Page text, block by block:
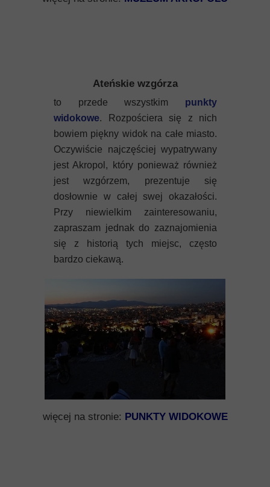
więcej na stronie: PUNKTY WIDOKOWE
Ateńskie wzgórza
to przede wszystkim punkty
widokowe. Rozpościera się z nich
bowiem piękny widok na całe miasto.
Oczywiście najczęściej wypatrywany
jest Akropol, który ponieważ również
jest wzgórzem, prezentuje się
dosłownie w całej swej okazałości.
Przy niewielkim zainteresowaniu,
zapraszam jednak do zaznajomienia
się z historią tych miejsc, często
bardzo ciekawą.